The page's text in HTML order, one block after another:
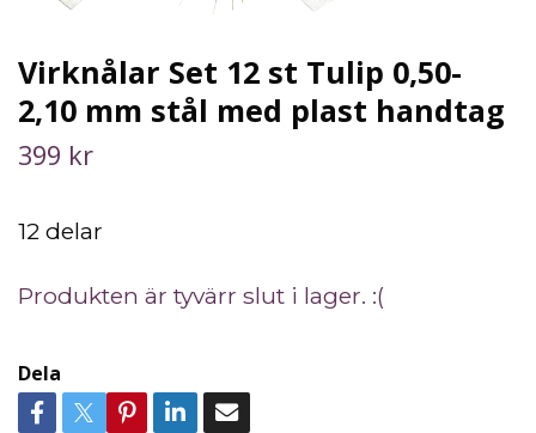
Virknålar Set 12 st Tulip 0,50-
2,10 mm stål med plast handtag
399 kr
12 delar
Produkten är tyvärr slut i lager. :(
Dela